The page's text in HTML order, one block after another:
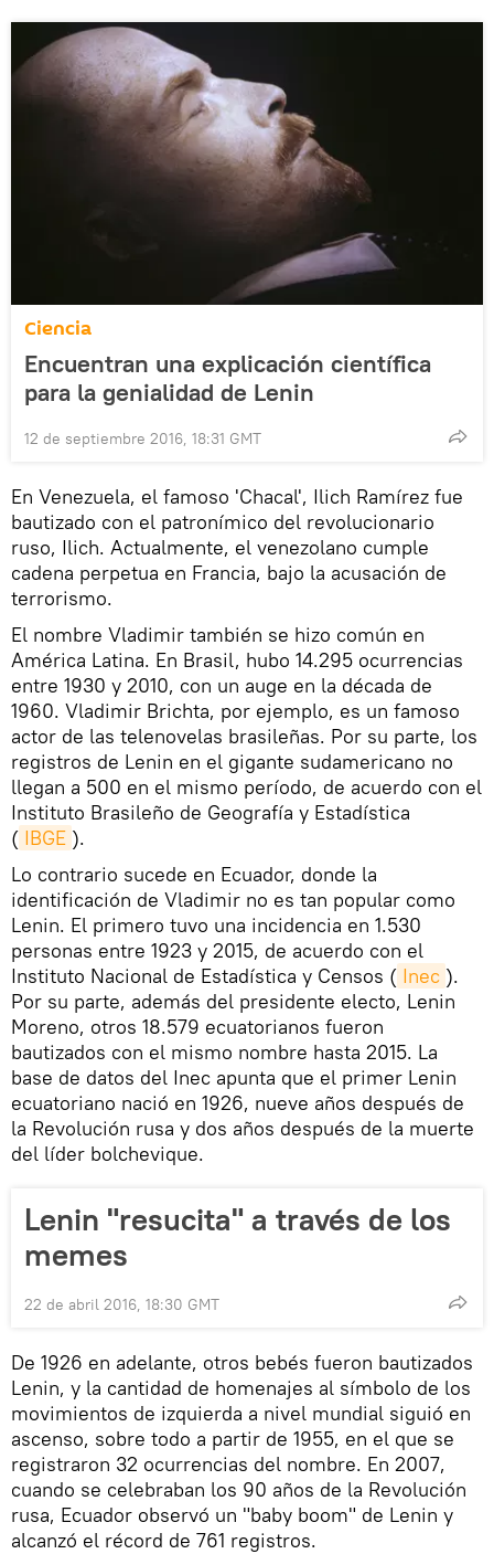
Ciencia
Encuentran una explicación científica
para la genialidad de Lenin
12 de septiembre 2016, 18:31 GMT
En Venezuela, el famoso 'Chacal', Ilich Ramírez fue
bautizado con el patronímico del revolucionario
ruso, Ilich. Actualmente, el venezolano cumple
cadena perpetua en Francia, bajo la acusación de
terrorismo.
El nombre Vladimir también se hizo común en
América Latina. En Brasil, hubo 14.295 ocurrencias
entre 1930 y 2010, con un auge en la década de
1960. Vladimir Brichta, por ejemplo, es un famoso
actor de las telenovelas brasileñas. Por su parte, los
registros de Lenin en el gigante sudamericano no
llegan a 500 en el mismo período, de acuerdo con el
Instituto Brasileño de Geografía y Estadística
( IBGE ).
Lo contrario sucede en Ecuador, donde la
identificación de Vladimir no es tan popular como
Lenin. El primero tuvo una incidencia en 1.530
personas entre 1923 y 2015, de acuerdo con el
Instituto Nacional de Estadística y Censos ( Inec ).
Por su parte, además del presidente electo, Lenin
Moreno, otros 18.579 ecuatorianos fueron
bautizados con el mismo nombre hasta 2015. La
base de datos del Inec apunta que el primer Lenin
ecuatoriano nació en 1926, nueve años después de
la Revolución rusa y dos años después de la muerte
del líder bolchevique.
Lenin "resucita" a través de los
memes
22 de abril 2016, 18:30 GMT
De 1926 en adelante, otros bebés fueron bautizados
Lenin, y la cantidad de homenajes al símbolo de los
movimientos de izquierda a nivel mundial siguió en
ascenso, sobre todo a partir de 1955, en el que se
registraron 32 ocurrencias del nombre. En 2007,
cuando se celebraban los 90 años de la Revolución
rusa, Ecuador observó un "baby boom" de Lenin y
alcanzó el récord de 761 registros.